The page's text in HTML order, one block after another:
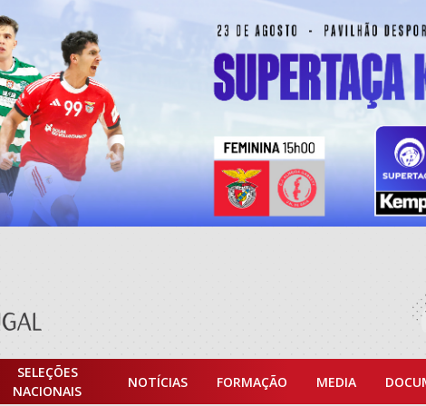
SELEÇÕES
NACIONAIS
NOTÍCIAS FORMAÇÃO MEDIA